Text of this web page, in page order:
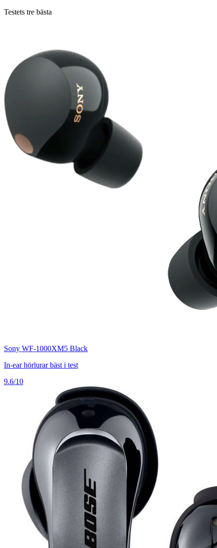
Testets tre bästa
Sony WF-1000XM5 Black
In-ear hörlurar bäst i test
9.6/10